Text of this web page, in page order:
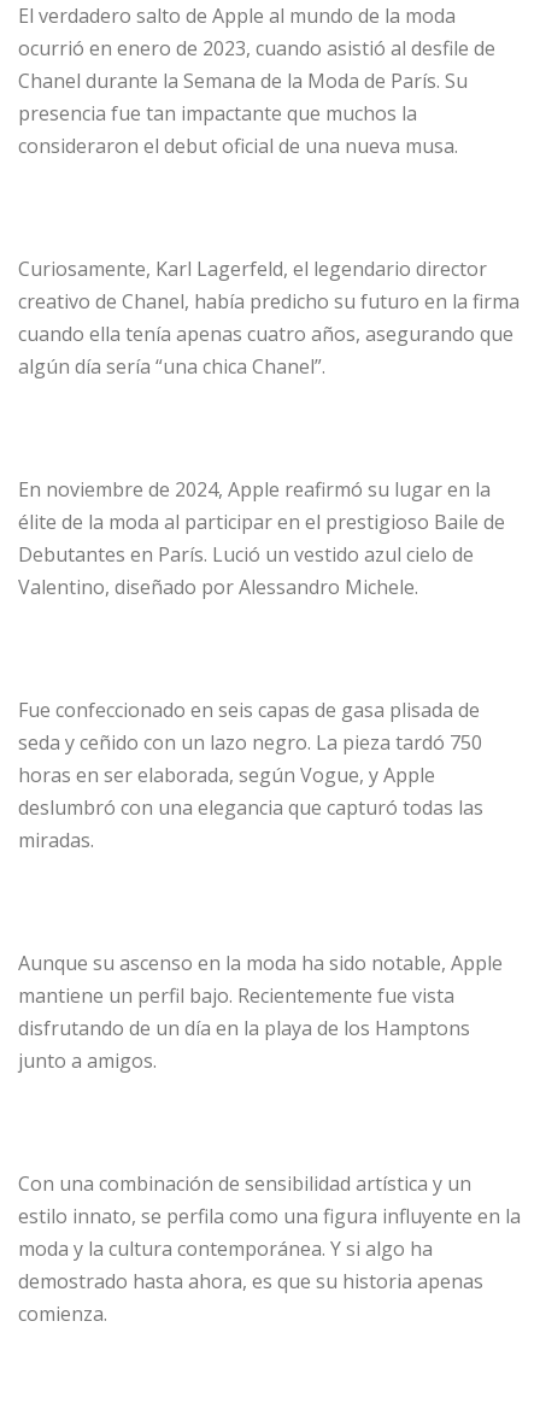
El verdadero salto de Apple al mundo de la moda
ocurrió en enero de 2023, cuando asistió al desfile de
Chanel durante la Semana de la Moda de París. Su
presencia fue tan impactante que muchos la
consideraron el debut oficial de una nueva musa.
Curiosamente, Karl Lagerfeld, el legendario director
creativo de Chanel, había predicho su futuro en la firma
cuando ella tenía apenas cuatro años, asegurando que
algún día sería “una chica Chanel”.
En noviembre de 2024, Apple reafirmó su lugar en la
élite de la moda al participar en el prestigioso Baile de
Debutantes en París. Lució un vestido azul cielo de
Valentino, diseñado por Alessandro Michele.
Fue confeccionado en seis capas de gasa plisada de
seda y ceñido con un lazo negro. La pieza tardó 750
horas en ser elaborada, según Vogue, y Apple
deslumbró con una elegancia que capturó todas las
miradas.
Aunque su ascenso en la moda ha sido notable, Apple
mantiene un perfil bajo. Recientemente fue vista
disfrutando de un día en la playa de los Hamptons
junto a amigos.
Con una combinación de sensibilidad artística y un
estilo innato, se perfila como una figura influyente en la
moda y la cultura contemporánea. Y si algo ha
demostrado hasta ahora, es que su historia apenas
comienza.